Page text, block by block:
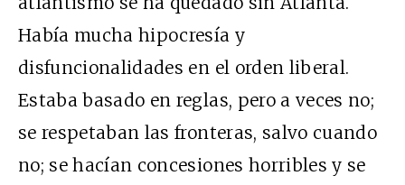
Había mucha hipocresía y
disfuncionalidades en el orden liberal.
Estaba basado en reglas, pero a veces no;
se respetaban las fronteras, salvo cuando
no; se hacían concesiones horribles y se